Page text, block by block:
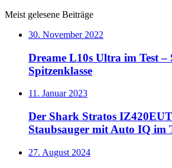
Meist gelesene Beiträge
30. November 2022
Dreame L10s Ultra im Test –
Spitzenklasse
11. Januar 2023
Der Shark Stratos
Staubsauger mit Auto IQ im
27. August 2024